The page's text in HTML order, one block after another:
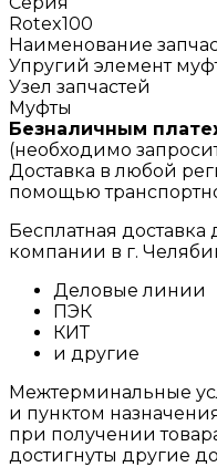
Rotex100
Наименование
Упругий элемент
Узел запчастей
Муфты
Безналичным
(необходимо
Доставка в любой
помощью
Бесплатная
компании в г.
Деловые линии
ПЭК
КИТ
и другие
Межтерминальные
и пунктом
при получении
достигнуты другие